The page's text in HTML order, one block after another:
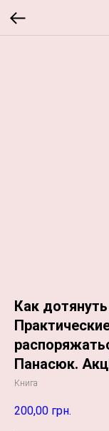
Как
Панасюк.
Книга
200,00 грн.